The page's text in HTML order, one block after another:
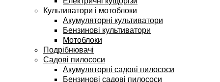
Культиватори і мотоблоки
Акумуляторні культиватори
Бензинові культиватори
Мотоблоки
Подрібнювачі
Садові пилососи
Акумуляторні садові пилососи
Бензинові садові пилососи